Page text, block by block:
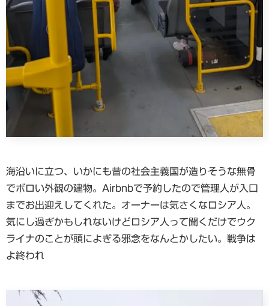
海沿いに立つ、いかにも昔の社会主義国が造りそうな無骨
でボロい外観の建物。Airbnbで予約したので管理人が入口
までお出迎えしてくれた。オーナーは気さくなロシア人。
気にし過ぎかもしれないけどロシア人って聞くだけでウク
ライナのことが頭によぎる邪念をなんとかしたい。戦争は
よ終われ